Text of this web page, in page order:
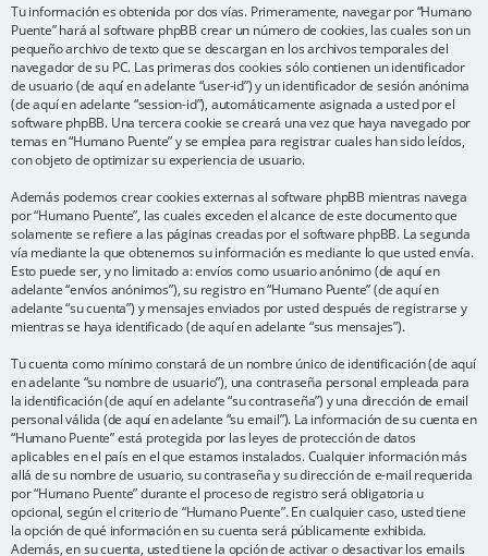
Tu información es obtenida por dos vías. Primeramente, navegar por “Humano
Puente” hará al software phpBB crear un número de cookies, las cuales son un
pequeño archivo de texto que se descargan en los archivos temporales del
navegador de su PC. Las primeras dos cookies sólo contienen un identificador
de usuario (de aquí en adelante “user-id”) y un identificador de sesión anónima
(de aquí en adelante “session-id”), automáticamente asignada a usted por el
software phpBB. Una tercera cookie se creará una vez que haya navegado por
temas en “Humano Puente” y se emplea para registrar cuales han sido leídos,
con objeto de optimizar su experiencia de usuario.
Además podemos crear cookies externas al software phpBB mientras navega
por “Humano Puente”, las cuales exceden el alcance de este documento que
solamente se refiere a las páginas creadas por el software phpBB. La segunda
vía mediante la que obtenemos su información es mediante lo que usted envía.
Esto puede ser, y no limitado a: envíos como usuario anónimo (de aquí en
adelante “envíos anónimos”), su registro en “Humano Puente” (de aquí en
adelante “su cuenta”) y mensajes enviados por usted después de registrarse y
mientras se haya identificado (de aquí en adelante “sus mensajes”).
Tu cuenta como mínimo constará de un nombre único de identificación (de aquí
en adelante “su nombre de usuario”), una contraseña personal empleada para
la identificación (de aquí en adelante “su contraseña”) y una dirección de email
personal válida (de aquí en adelante “su email”). La información de su cuenta en
“Humano Puente” está protegida por las leyes de protección de datos
aplicables en el país en el que estamos instalados. Cualquier información más
allá de su nombre de usuario, su contraseña y su dirección de e-mail requerida
por “Humano Puente” durante el proceso de registro será obligatoria u
opcional, según el criterio de “Humano Puente”. En cualquier caso, usted tiene
la opción de qué información en su cuenta será públicamente exhibida.
Además, en su cuenta, usted tiene la opción de activar o desactivar los emails